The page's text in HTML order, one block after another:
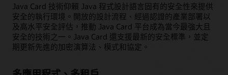
Java Card 技術仰賴 Java 程式設計語言固有的安全性來提供
安全的執行環境。開放的設計流程、經過認證的產業部署以
及高水平安全評估，推動 Java Card 平台成為當今最強大且
安全的技術之一。Java Card 還支援最新的安全標準，並定
期更新先進的加密演算法、模式和協定。